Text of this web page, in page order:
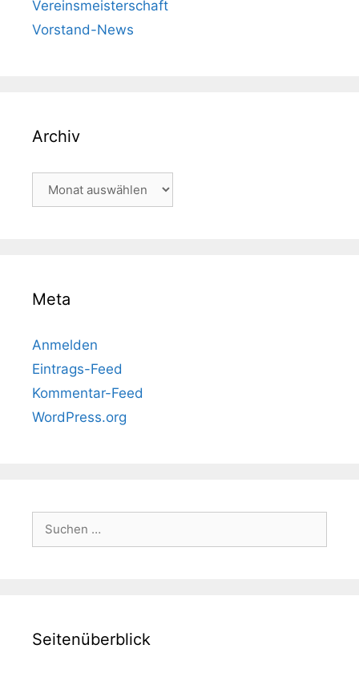
Vereinsmeisterschaft
Vorstand-News
Archiv
Archiv
Meta
Anmelden
Eintrags-Feed
Kommentar-Feed
WordPress.org
Suchen
Seitenüberblick